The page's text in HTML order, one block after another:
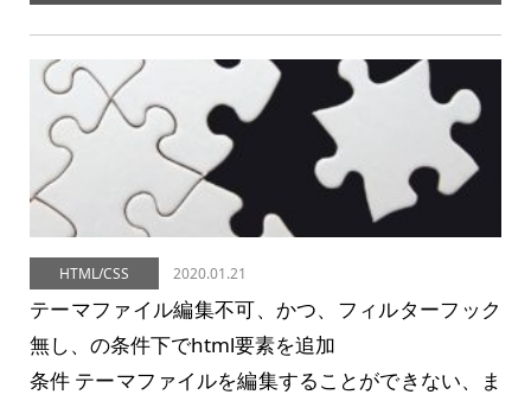
HTML/CSS 2020.01.21
テーマファイル編集不可、かつ、フィルターフック
無し、の条件下でhtml要素を追加
条件 テーマファイルを編集することができない、ま